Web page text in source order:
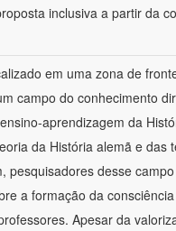
inclusiva a partir da
em uma zona de
campo do conhecimento
aprendizagem da
da História alemã e das
pesquisadores desse
a formação da
Apesar da